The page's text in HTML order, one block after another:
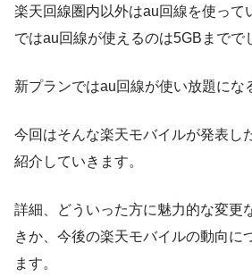
楽天回線圏内以外はau回線を使って
ではau回線が使えるのは5GBまでで
新プランではau回線が使い放題にな
今回はそんな楽天モバイルが発表し
紹介していきます。
詳細、どういった方に魅力的な変更
きか、今後の楽天モバイルの動向に
ます。